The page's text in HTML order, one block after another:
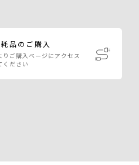
品のご購入
ご購入ページにアクセス
ください